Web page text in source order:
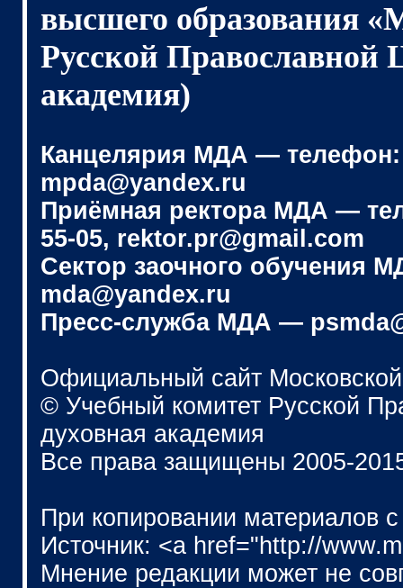
высшего образования
Русской Православной
академия)
Канцелярия МДА — телефон:
mpda@yandex.ru
Приёмная ректора МДА —
55-05, rektor.pr@gmail.com
Сектор заочного обучения
mda@yandex.ru
Пресс-служба МДА —
Официальный сайт
© Учебный комитет Русской
духовная академия
Все права защищены 2005-
При копировании материалов
Источник: <a href="http://
Мнение редакции может не